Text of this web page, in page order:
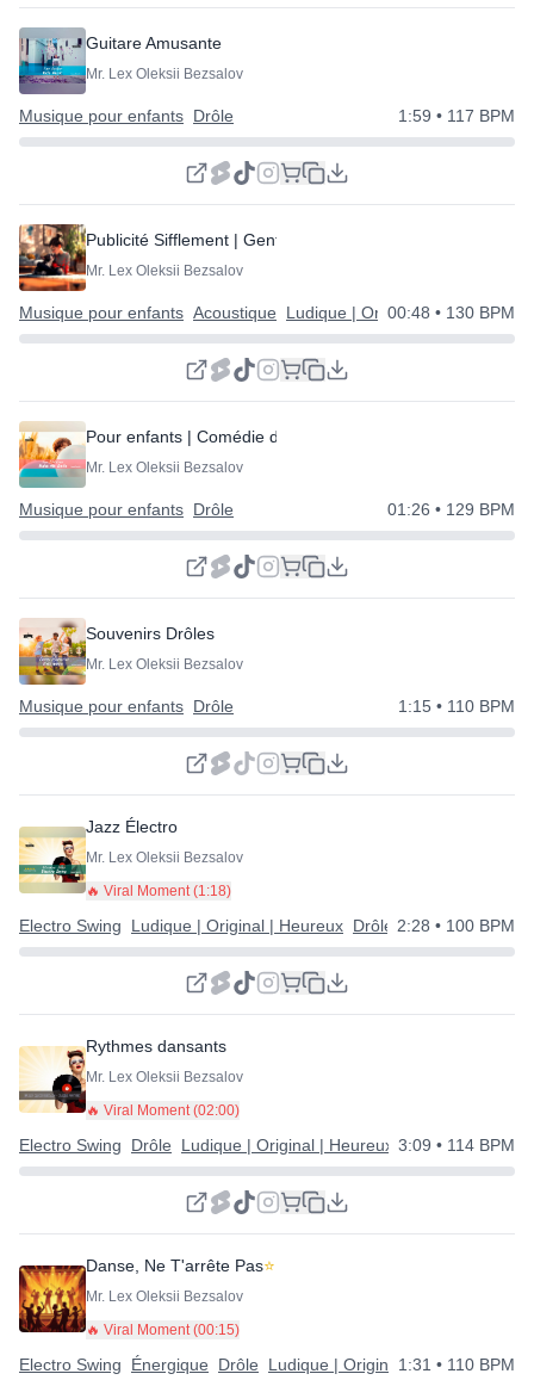
Guitare Amusante
Mr. Lex Oleksii Bezsalov
Musique pour enfants Drôle 1:59 • 117 BPM
Publicité Sifflement | Gentil et Simple
Mr. Lex Oleksii Bezsalov
Musique pour enfants Acoustique Ludique | Original | Heureux
00:48 • 130 BPM
Pour enfants | Comédie de marionnettes
Mr. Lex Oleksii Bezsalov
Musique pour enfants Drôle 01:26 • 129 BPM
Souvenirs Drôles
Mr. Lex Oleksii Bezsalov
Musique pour enfants Drôle 1:15 • 110 BPM
Jazz Électro
Mr. Lex Oleksii Bezsalov
🔥 Viral Moment (1:18)
Electro Swing Ludique | Original | Heureux Drôle 2:28 • 100 BPM
Rythmes dansants
Mr. Lex Oleksii Bezsalov
🔥 Viral Moment (02:00)
Electro Swing Drôle Ludique | Original | Heureux 3:09 • 114 BPM
Danse, Ne T'arrête Pas⭐
Mr. Lex Oleksii Bezsalov
🔥 Viral Moment (00:15)
Electro Swing Énergique Drôle Ludique | Original | Heureux
1:31 • 110 BPM